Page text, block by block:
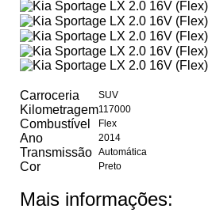
Carroceria SUV
Kilometragem117000
Combustível Flex
Ano 2014
Transmissão Automática
Cor Preto
Mais informações: